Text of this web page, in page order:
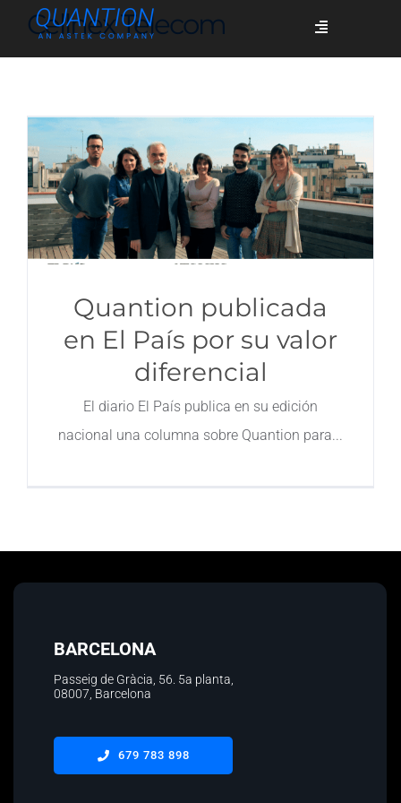
Toggle
Quiénes somos
Casos de éxito
Contacto
Cellnex Telecom
Quantion publicada
en El País por su valor
diferencial
El diario El País publica en su edición
nacional una columna sobre Quantion para
BARCELONA
Passeig de Gràcia, 56. 5a planta
08007, Barcelona
679 783 898